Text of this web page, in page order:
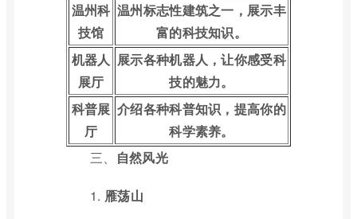
温州科
技馆
温州标志性建筑之一，展示丰
富的科技知识。
机器人
展厅
展示各种机器人，让你感受科
技的魅力。
科普展
厅
介绍各种科普知识，提高你的
科学素养。
三、
自然风光
1. 雁荡山